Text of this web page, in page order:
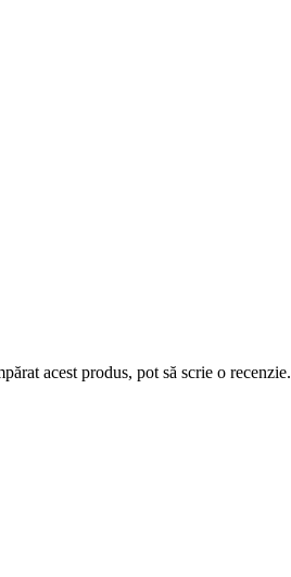
acest produs, pot să scrie o recenzie.